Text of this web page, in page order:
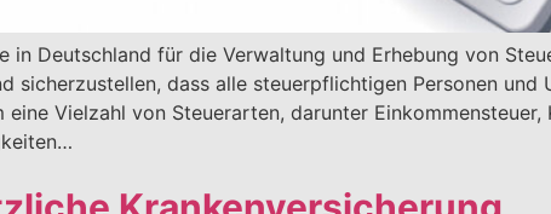
in Deutschland für die Verwaltung und Erhebung von
sicherzustellen, dass alle steuerpflichtigen Personen und
Vielzahl von Steuerarten, darunter Einkommensteuer,